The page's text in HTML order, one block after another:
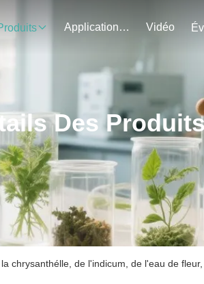
Application Du Projet Vidéo
Des
chrysanthélle, de l'indicum, de l'eau de